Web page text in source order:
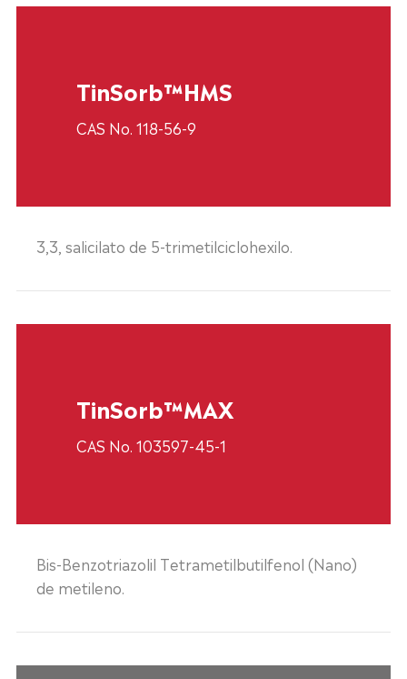
TinSorb™HMS
CAS No. 118-56-9
3,3, salicilato de 5-trimetilciclohexilo.
TinSorb™MAX
CAS No. 103597-45-1
Bis-Benzotriazolil Tetrametilbutilfenol (Nano)
de metileno.